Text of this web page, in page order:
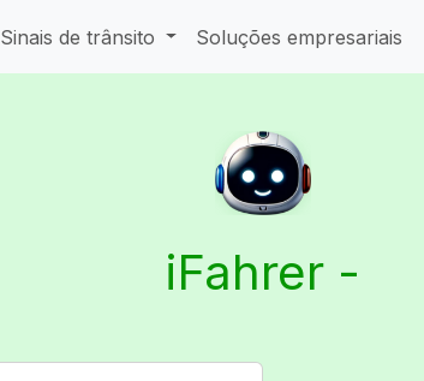
Sinais de trânsito Soluções empresariais
iFahrer -